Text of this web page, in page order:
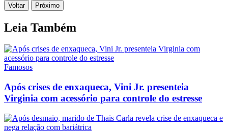
Voltar Próximo
Leia Também
Famosos
Após crises de enxaqueca, Vini Jr. presenteia
Virginia com acessório para controle do estresse